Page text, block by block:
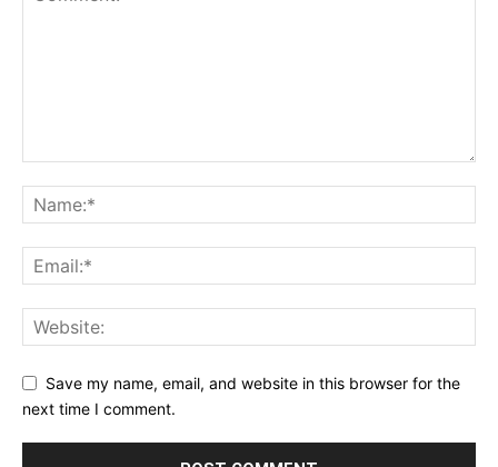
Save my name, email, and website in this browser for the
next time I comment.